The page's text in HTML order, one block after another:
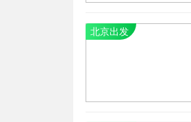
北京出发